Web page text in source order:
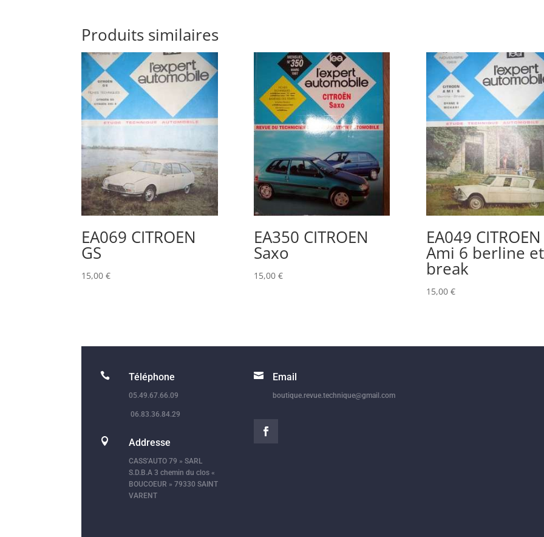
Produits similaires
EA069 CITROEN
GS
15,00€
EA350 CITROEN
Saxo
15,00 €
EA049 CITROEN
Ami 6 berline et
break
15,00 €
 Téléphone
05.49.67.66.09
06.83.36.84.29
 Addresse
CASS’AUTO 79 » SARL
S.D.B.A 3 chemin du clos «
BOUCOEUR » 79330 SAINT
VARENT
 Email
boutique.revue.technique@gmail.com